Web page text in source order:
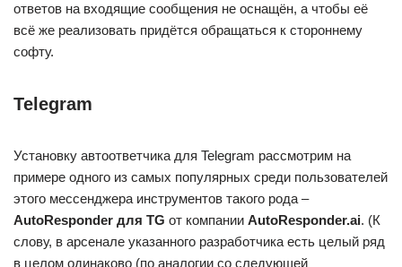
ответов на входящие сообщения не оснащён, а чтобы её
всё же реализовать придётся обращаться к стороннему
софту.
Telegram
Установку автоответчика для Telegram рассмотрим на
примере одного из самых популярных среди пользователей
этого мессенджера инструментов такого рода –
AutoResponder для TG от компании AutoResponder.ai. (К
слову, в арсенале указанного разработчика есть целый ряд
в целом одинаково (по аналогии со следующей